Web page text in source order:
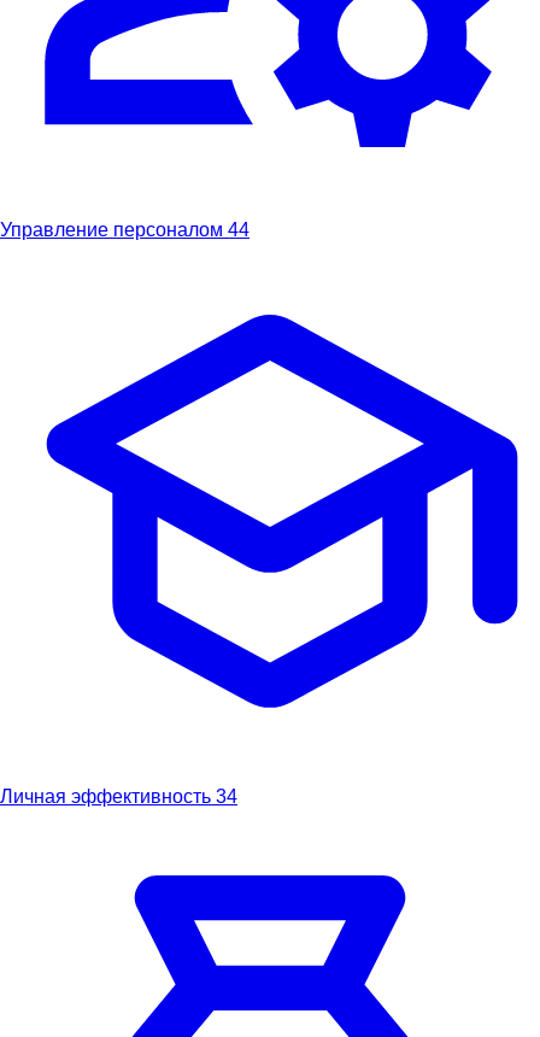
Управление персоналом 44
Личная эффективность 34